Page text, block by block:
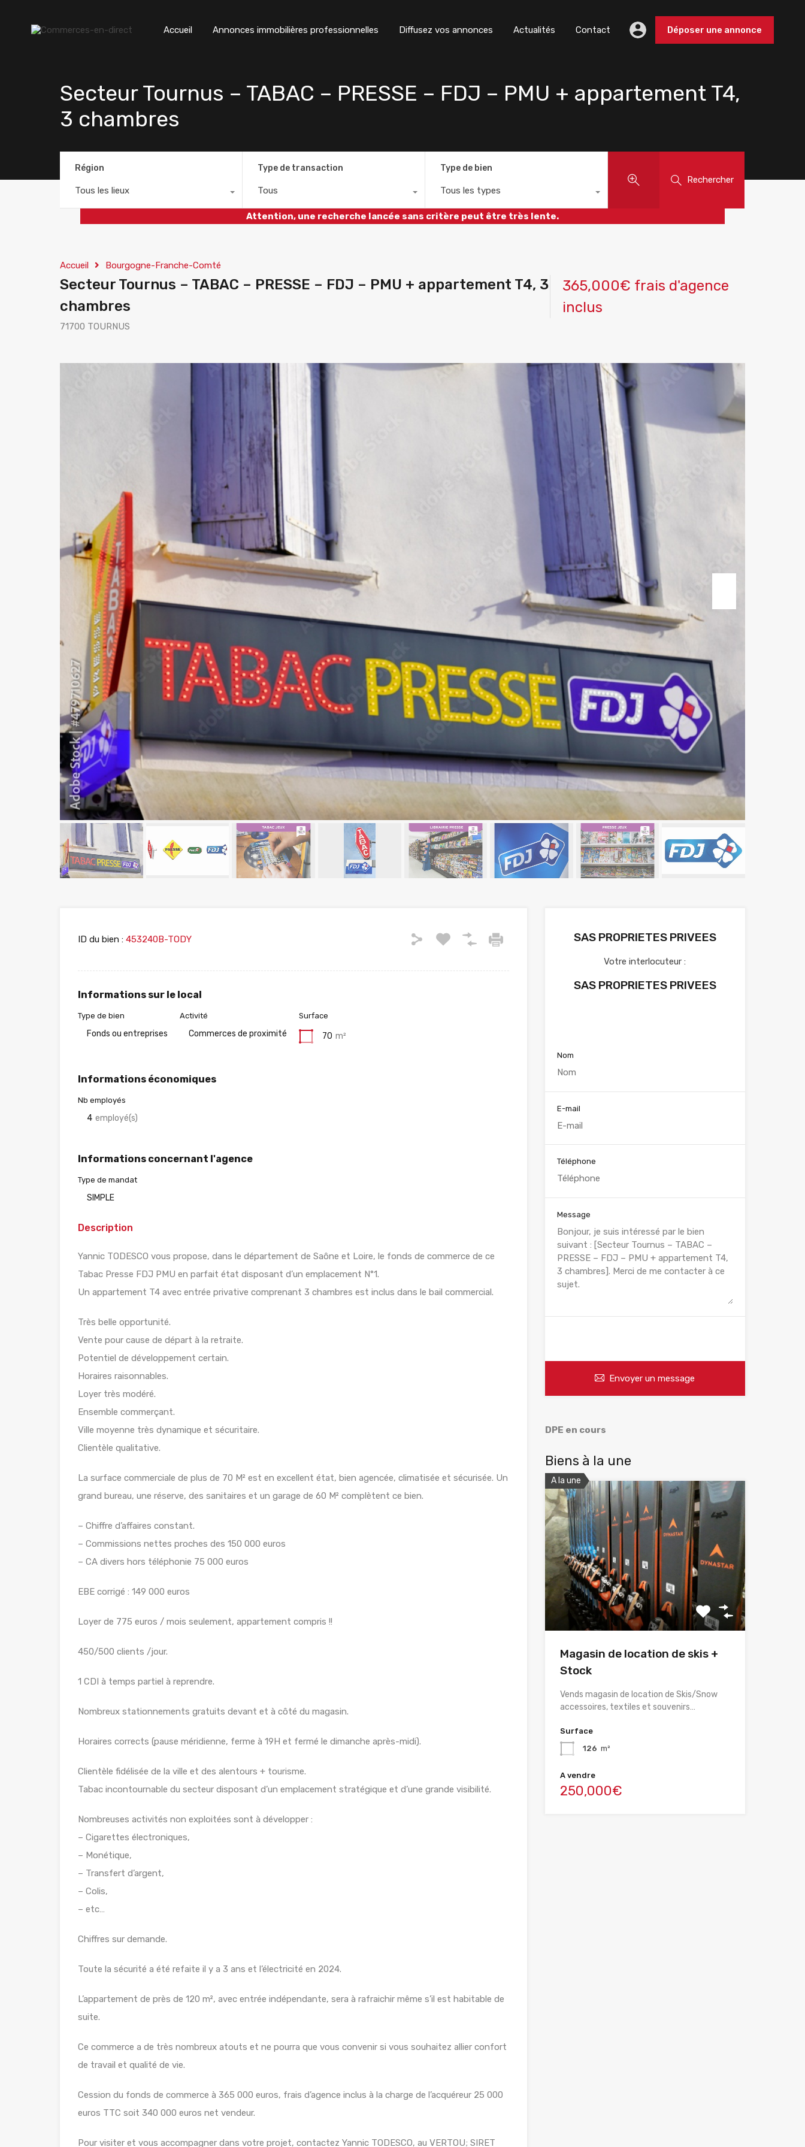
Accueil Annonces immobilières professionnelles Diffusez vos annonces Actualités Contact Déposer une annonce
Secteur Tournus – TABAC – PRESSE – FDJ – PMU + appartement T4,
3 chambres
Région
Tous les lieux
Type de transaction
Tous
Type de bien
Tous les types
Rechercher
Attention, une recherche lancée sans critère peut être très lente.
Accueil Bourgogne-Franche-Comté
Secteur Tournus – TABAC – PRESSE – FDJ – PMU + appartement T4, 3
chambres
71700 TOURNUS
365,000€ frais d'agence
inclus
ID du bien : 453240B-TODY
Informations sur le local
Type de bien
Fonds ou entreprises
Activité
Commerces de proximité
Surface
70 m²
Informations économiques
Nb employés
4 employé(s)
Informations concernant l'agence
Type de mandat
SIMPLE
Description
Yannic TODESCO vous propose, dans le département de Saône et Loire, le fonds de commerce de ce
Tabac Presse FDJ PMU en parfait état disposant d’un emplacement N°1.
Un appartement T4 avec entrée privative comprenant 3 chambres est inclus dans le bail commercial.
Très belle opportunité.
Vente pour cause de départ à la retraite.
Potentiel de développement certain.
Horaires raisonnables.
Loyer très modéré.
Ensemble commerçant.
Ville moyenne très dynamique et sécuritaire.
Clientèle qualitative.
La surface commerciale de plus de 70 M² est en excellent état, bien agencée, climatisée et sécurisée. Un
grand bureau, une réserve, des sanitaires et un garage de 60 M² complètent ce bien.
– Chiffre d’affaires constant.
– Commissions nettes proches des 150 000 euros
– CA divers hors téléphonie 75 000 euros
EBE corrigé : 149 000 euros
Loyer de 775 euros / mois seulement, appartement compris !!
450/500 clients /jour.
1 CDI à temps partiel à reprendre.
Nombreux stationnements gratuits devant et à côté du magasin.
Horaires corrects (pause méridienne, ferme à 19H et fermé le dimanche après-midi).
Clientèle fidélisée de la ville et des alentours + tourisme.
Tabac incontournable du secteur disposant d’un emplacement stratégique et d’une grande visibilité.
Nombreuses activités non exploitées sont à développer :
– Cigarettes électroniques,
– Monétique,
– Transfert d’argent,
– Colis,
– etc…
Chiffres sur demande.
Toute la sécurité a été refaite il y a 3 ans et l’électricité en 2024.
L’appartement de près de 120 m², avec entrée indépendante, sera à rafraichir même s’il est habitable de
suite.
Ce commerce a de très nombreux atouts et ne pourra que vous convenir si vous souhaitez allier confort
de travail et qualité de vie.
Cession du fonds de commerce à 365 000 euros, frais d’agence inclus à la charge de l’acquéreur 25 000
euros TTC soit 340 000 euros net vendeur.
Pour visiter et vous accompagner dans votre projet, contactez Yannic TODESCO, au VERTOU; SIRET
SAS PROPRIETES PRIVEES
Votre interlocuteur :
SAS PROPRIETES PRIVEES
Nom
E-mail
Téléphone
Message
Envoyer un message
DPE en cours
Biens à la une
A la une
Magasin de location de skis +
Stock
Vends magasin de location de Skis/Snow
accessoires, textiles et souvenirs…
Surface
126 m²
A vendre
250,000€